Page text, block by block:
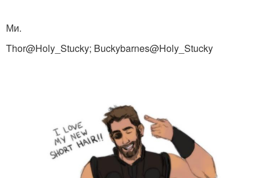
Ми.
Thor@Holy_Stucky; Buckybarnes@Holy_Stucky